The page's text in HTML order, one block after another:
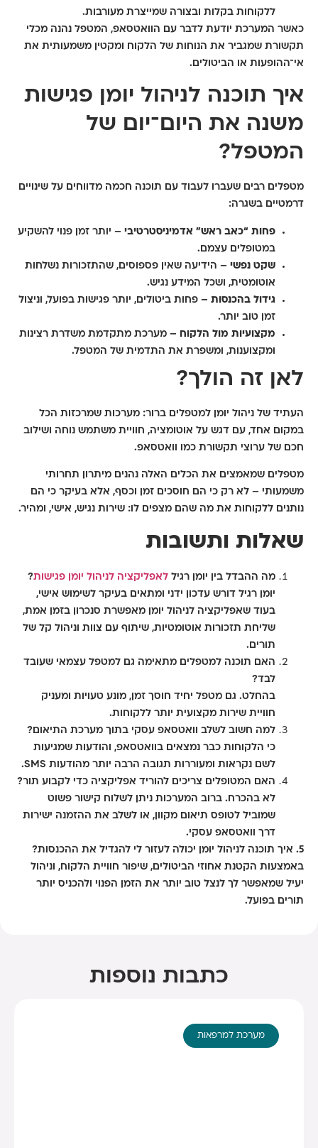
ללקוחות בקלות ובצורה שמייצרת מעורבות.
כאשר המערכת יודעת לדבר עם הוואטסאפ, המטפל נהנה מכלי
תקשורת שמגביר את הנוחות של הלקוח ומקטין משמעותית את
אי־ההופעות או הביטולים.
איך תוכנה לניהול יומן פגישות
משנה את היום־יום של
המטפל?
מטפלים רבים שעברו לעבוד עם תוכנה חכמה מדווחים על שינויים
דרמטיים בשגרה:
פחות “כאב ראש” אדמיניסטרטיבי – יותר זמן פנוי להשקיע
במטופלים עצמם.
שקט נפשי – הידיעה שאין פספוסים, שהתזכורות נשלחות
אוטומטית, ושכל המידע נגיש.
גידול בהכנסות – פחות ביטולים, יותר פגישות בפועל, וניצול
זמן טוב יותר.
מקצועיות מול הלקוח
– מערכת מתקדמת משדרת רצינות
ומקצוענות, ומשפרת את התדמית של המטפל.
לאן זה הולך?
העתיד של ניהול יומן למטפלים ברור: מערכות שמרכזות הכל
במקום אחד, עם דגש על אוטומציה, חוויית משתמש נוחה ושילוב
חכם של ערוצי תקשורת כמו וואטסאפ.
מטפלים שמאמצים את הכלים האלה נהנים מיתרון תחרותי
משמעותי – לא רק כי הם חוסכים זמן וכסף, אלא בעיקר כי הם
נותנים ללקוחות את מה שהם מצפים לו: שירות נגיש, אישי, ומהיר.
שאלות ותשובות
מה ההבדל בין יומן רגיל לאפליקציה לניהול יומן פגישות?
יומן רגיל דורש עדכון ידני ומתאים בעיקר לשימוש אישי,
בעוד שאפליקציה לניהול יומן מאפשרת סנכרון בזמן אמת,
שליחת תזכורות אוטומטיות, שיתוף עם צוות וניהול קל של
תורים.
האם תוכנה למטפלים מתאימה גם למטפל עצמאי שעובד
לבד?
בהחלט. גם מטפל יחיד חוסך זמן, מונע טעויות ומעניק
חוויית שירות מקצועית יותר ללקוחות.
למה חשוב לשלב וואטסאפ עסקי בתוך מערכת התיאום?
כי הלקוחות כבר נמצאים בוואטסאפ, והודעות שמגיעות
לשם נקראות ומעוררות תגובה הרבה יותר מהודעות SMS.
האם המטופלים צריכים להוריד אפליקציה כדי לקבוע תור?
לא בהכרח. ברוב המערכות ניתן לשלוח קישור פשוט
שמוביל לטופס תיאום מקוון, או לשלב את ההזמנה ישירות
דרך וואטסאפ עסקי.
5. איך תוכנה לניהול יומן יכולה לעזור לי להגדיל את ההכנסות?
באמצעות הקטנת אחוזי הביטולים, שיפור חוויית הלקוח, וניהול
יעיל שמאפשר לך לנצל טוב יותר את הזמן הפנוי ולהכניס יותר
תורים בפועל.
כתבות נוספות
מערכת למרפאות